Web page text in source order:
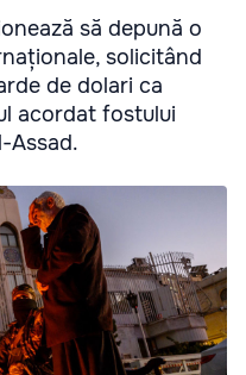
să depună o
solicitând
de dolari ca
acordat fostului
Assad.